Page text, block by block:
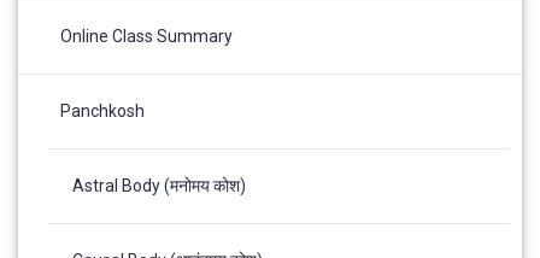
Online Class Summary
Panchkosh
Astral Body (मनोमय कोश)